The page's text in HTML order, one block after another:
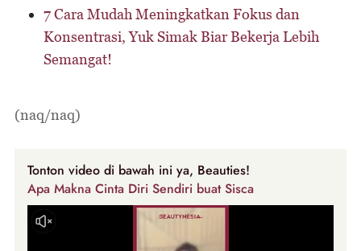
7 Cara Mudah Meningkatkan Fokus dan
Konsentrasi, Yuk Simak Biar Bekerja Lebih
Semangat!
(naq/naq)
Tonton video di bawah ini ya, Beauties!
Apa Makna Cinta Diri Sendiri buat Sisca